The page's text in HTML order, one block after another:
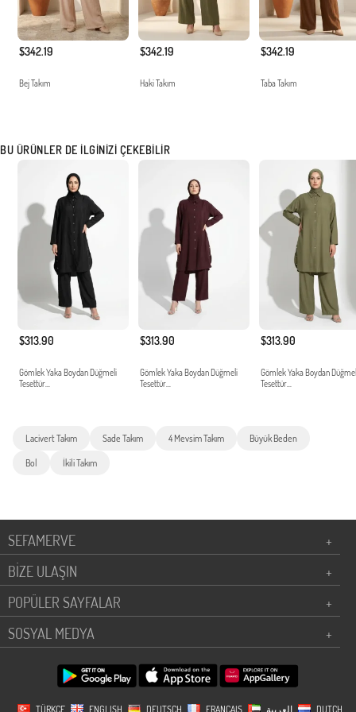
$342.19
Bej Takım
$342.19
Haki Takım
$342.19
Taba Takım
BU ÜRÜNLER DE İLGINIZI ÇEKEBILIR
$313.90
Gömlek Yaka Boydan Düğmeli
Tesettür...
$313.90
Gömlek Yaka Boydan Düğmeli
Tesettür...
$313.90
Gömlek Yaka Boydan
Tesettür...
Lacivert Takım Sade Takım 4 Mevsim Takım Büyük Beden
Bol İkili Takım
SEFAMERVE
+
BİZE ULAŞIN
+
POPÜLER SAYFALAR
+
SOSYAL MEDYA
+
TÜRKÇE ENGLISH DEUTSCH FRANÇAIS DUTCH